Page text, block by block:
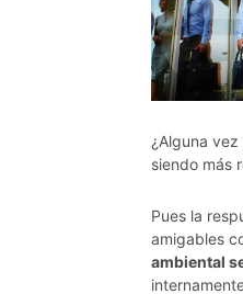
¿Alguna
siendo más
Pues la
amigables
ambiental